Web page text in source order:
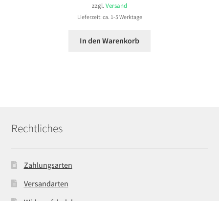
zzgl. Versand
Lieferzeit: ca. 1-5 Werktage
In den Warenkorb
Rechtliches
Zahlungsarten
Versandarten